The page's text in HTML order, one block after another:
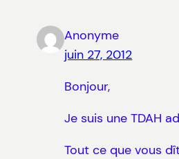
Anonyme
juin 27, 2012
Bonjour,
Je suis une TDAH
Tout ce que vous